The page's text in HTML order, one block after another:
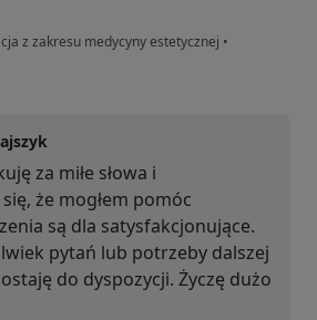
z zakresu medycyny estetycznej •
za miłe słowa i
że mogłem pomóc
są dla satysfakcjonujące.
pytań lub potrzeby dalszej
do dyspozycji. Życzę dużo